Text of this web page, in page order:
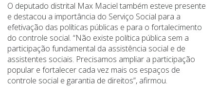
O deputado distrital Max Maciel também esteve presente
e destacou a importância do Serviço Social para a
efetivação das políticas públicas e para o fortalecimento
do controle social. “Não existe política pública sem a
participação fundamental da assistência social e de
assistentes sociais. Precisamos ampliar a participação
popular e fortalecer cada vez mais os espaços de
controle social e garantia de direitos”, afirmou.